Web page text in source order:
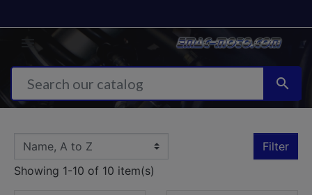

Filter
Showing 1-10 of 10 item(s)